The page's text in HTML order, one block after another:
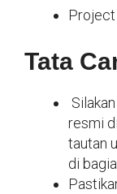
Tata
resmi
tautan
di